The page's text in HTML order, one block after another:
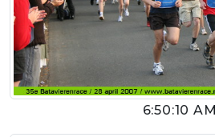
6:50:10 AM